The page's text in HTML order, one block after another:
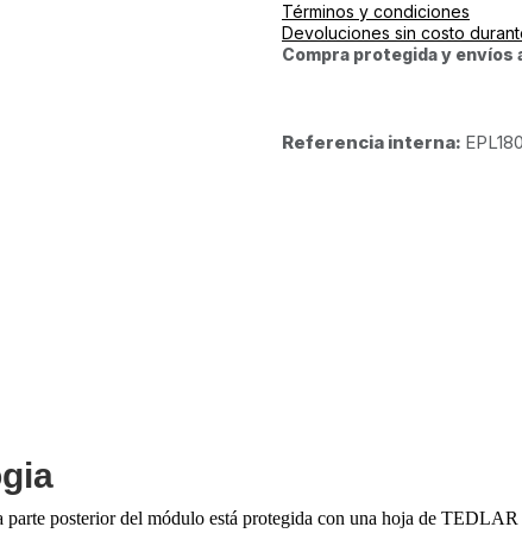
Términos y condiciones
Devoluciones sin costo
Compra protegida y envíos
Referencia interna:
posterior del módulo está protegida con una hoja de